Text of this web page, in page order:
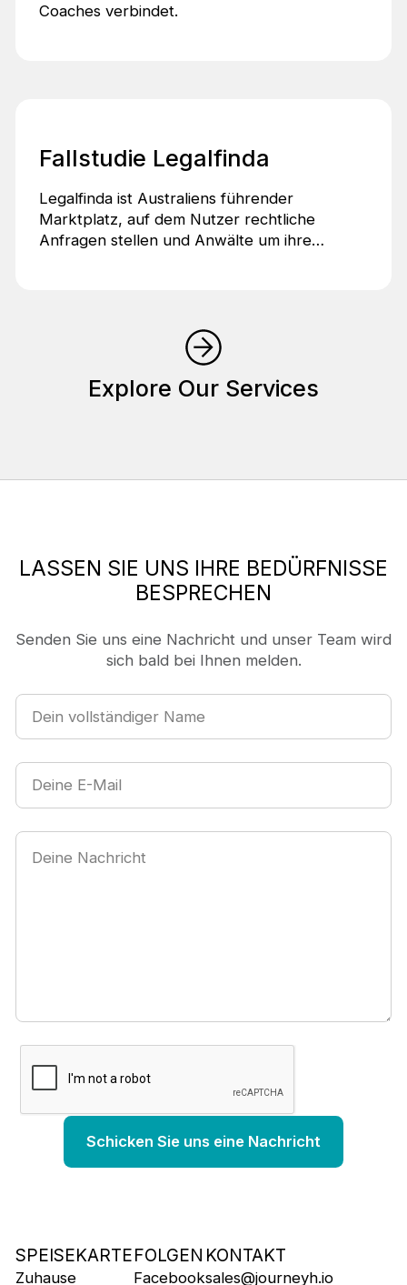
Coaches verbindet.
Fallstudie Legalfinda
Legalfinda ist Australiens führender
Marktplatz, auf dem Nutzer rechtliche
Anfragen stellen und Anwälte um ihre
Explore Our Services
SPEISEKARTE
Zuhause
FOLGEN
Facebook
KONTAKT
sales@journeyh.io
LASSEN SIE UNS IHRE BEDÜRFNISSE
BESPRECHEN
Senden Sie uns eine Nachricht und unser Team wird
sich bald bei Ihnen melden.